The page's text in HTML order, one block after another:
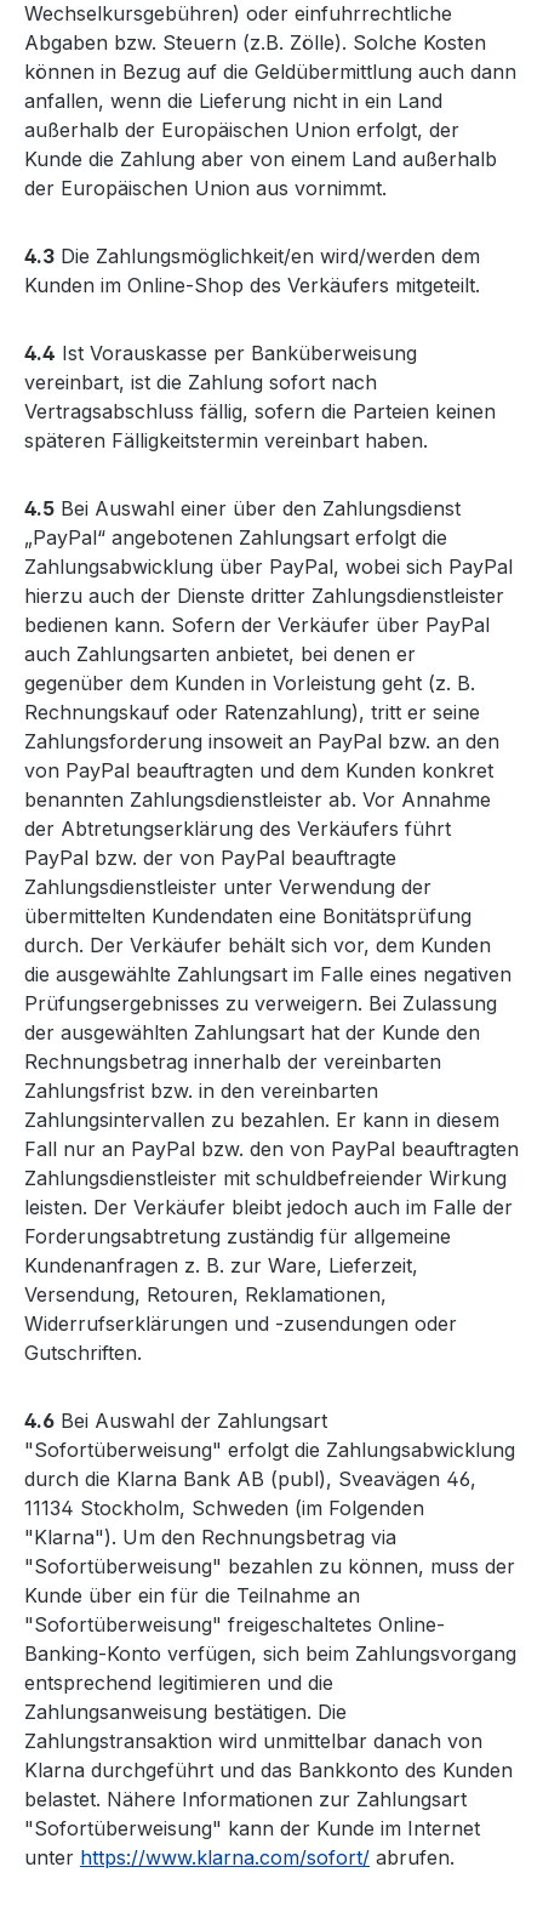
Wechselkursgebühren) oder einfuhrrechtliche
Abgaben bzw. Steuern (z.B. Zölle). Solche Kosten
können in Bezug auf die Geldübermittlung auch dann
anfallen, wenn die Lieferung nicht in ein Land
außerhalb der Europäischen Union erfolgt, der
Kunde die Zahlung aber von einem Land außerhalb
der Europäischen Union aus vornimmt.
4.3 Die Zahlungsmöglichkeit/en wird/werden dem
Kunden im Online-Shop des Verkäufers mitgeteilt.
4.4 Ist Vorauskasse per Banküberweisung
vereinbart, ist die Zahlung sofort nach
Vertragsabschluss fällig, sofern die Parteien keinen
späteren Fälligkeitstermin vereinbart haben.
4.5 Bei Auswahl einer über den Zahlungsdienst
„PayPal“ angebotenen Zahlungsart erfolgt die
Zahlungsabwicklung über PayPal, wobei sich PayPal
hierzu auch der Dienste dritter Zahlungsdienstleister
bedienen kann. Sofern der Verkäufer über PayPal
auch Zahlungsarten anbietet, bei denen er
gegenüber dem Kunden in Vorleistung geht (z. B.
Rechnungskauf oder Ratenzahlung), tritt er seine
Zahlungsforderung insoweit an PayPal bzw. an den
von PayPal beauftragten und dem Kunden konkret
benannten Zahlungsdienstleister ab. Vor Annahme
der Abtretungserklärung des Verkäufers führt
PayPal bzw. der von PayPal beauftragte
Zahlungsdienstleister unter Verwendung der
übermittelten Kundendaten eine Bonitätsprüfung
durch. Der Verkäufer behält sich vor, dem Kunden
die ausgewählte Zahlungsart im Falle eines negativen
Prüfungsergebnisses zu verweigern. Bei Zulassung
der ausgewählten Zahlungsart hat der Kunde den
Rechnungsbetrag innerhalb der vereinbarten
Zahlungsfrist bzw. in den vereinbarten
Zahlungsintervallen zu bezahlen. Er kann in diesem
Fall nur an PayPal bzw. den von PayPal beauftragten
Zahlungsdienstleister mit schuldbefreiender Wirkung
leisten. Der Verkäufer bleibt jedoch auch im Falle der
Forderungsabtretung zuständig für allgemeine
Kundenanfragen z. B. zur Ware, Lieferzeit,
Versendung, Retouren, Reklamationen,
Widerrufserklärungen und -zusendungen oder
Gutschriften.
4.6 Bei Auswahl der Zahlungsart
"Sofortüberweisung" erfolgt die Zahlungsabwicklung
durch die Klarna Bank AB (publ), Sveavägen 46,
11134 Stockholm, Schweden (im Folgenden
"Klarna"). Um den Rechnungsbetrag via
"Sofortüberweisung" bezahlen zu können, muss der
Kunde über ein für die Teilnahme an
"Sofortüberweisung" freigeschaltetes Online-
Banking-Konto verfügen, sich beim Zahlungsvorgang
entsprechend legitimieren und die
Zahlungsanweisung bestätigen. Die
Zahlungstransaktion wird unmittelbar danach von
Klarna durchgeführt und das Bankkonto des Kunden
belastet. Nähere Informationen zur Zahlungsart
"Sofortüberweisung" kann der Kunde im Internet
unter https://www.klarna.com/sofort/ abrufen.